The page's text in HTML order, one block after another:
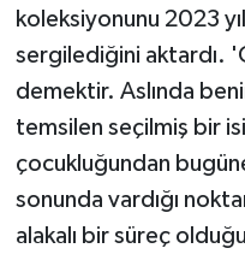
koleksiyonunu 2023
sergilediğini aktardı.
demektir. Aslında
temsilen seçilmiş bir
çocukluğundan
sonunda vardığı
alakalı bir süreç